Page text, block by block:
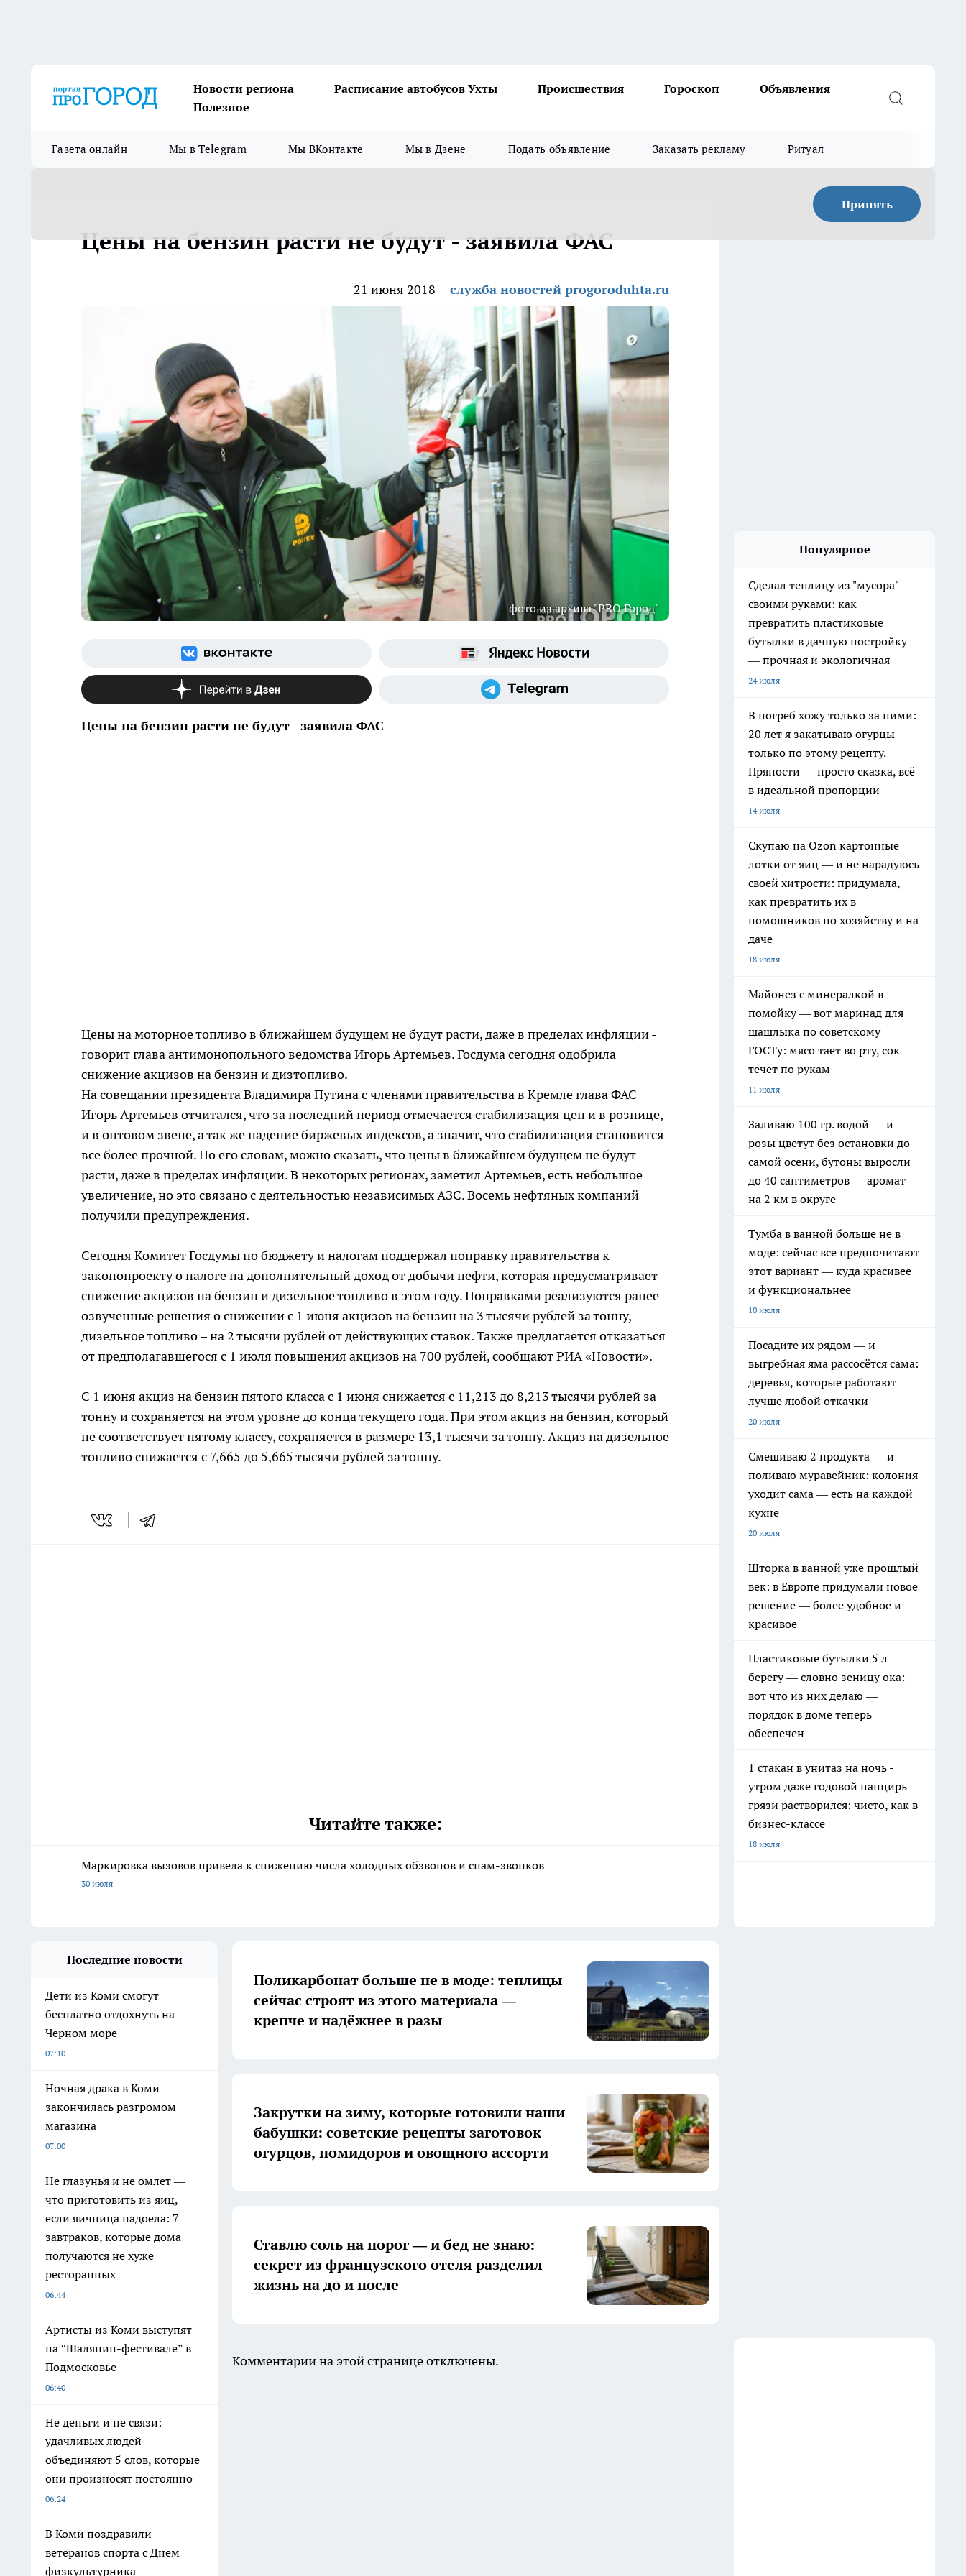
Новости региона Расписание автобусов Ухты Происшествия Гороскоп
Объявления
Полезное
Газета онлайн Мы в Telegram Мы ВКонтакте Мы в Дзене Подать объявление Заказать рекламу Ритуал
Принять
Цены на бензин расти не будут - заявила ФАС
21 июня 2018 служба новостей progoroduhta.ru
фото из архива "PRO Город"
Цены на бензин расти не будут - заявила ФАС
Цены на моторное топливо в ближайшем будущем не будут расти, даже в пределах инфляции -
говорит глава антимонопольного ведомства Игорь Артемьев. Госдума сегодня одобрила
снижение акцизов на бензин и дизтопливо.
На совещании президента Владимира Путина с членами правительства в Кремле глава ФАС
Игорь Артемьев отчитался, что за последний период отмечается стабилизация цен и в рознице,
и в оптовом звене, а так же падение биржевых индексов, а значит, что стабилизация становится
все более прочной. По его словам, можно сказать, что цены в ближайшем будущем не будут
расти, даже в пределах инфляции. В некоторых регионах, заметил Артемьев, есть небольшое
увеличение, но это связано с деятельностью независимых АЗС. Восемь нефтяных компаний
получили предупреждения.
Сегодня Комитет Госдумы по бюджету и налогам поддержал поправку правительства к
законопроекту о налоге на дополнительный доход от добычи нефти, которая предусматривает
снижение акцизов на бензин и дизельное топливо в этом году. Поправками реализуются ранее
озвученные решения о снижении с 1 июня акцизов на бензин на 3 тысячи рублей за тонну,
дизельное топливо – на 2 тысячи рублей от действующих ставок. Также предлагается отказаться
от предполагавшегося с 1 июля повышения акцизов на 700 рублей, сообщают РИА «Новости».
С 1 июня акциз на бензин пятого класса с 1 июня снижается с 11,213 до 8,213 тысячи рублей за
тонну и сохраняется на этом уровне до конца текущего года. При этом акциз на бензин, который
не соответствует пятому классу, сохраняется в размере 13,1 тысячи за тонну. Акциз на дизельное
топливо снижается с 7,665 до 5,665 тысячи рублей за тонну.
Читайте также:
Маркировка вызовов привела к снижению числа холодных обзвонов и спам-звонков
30 июля
Популярное
Сделал теплицу из "мусора"
своими руками: как
превратить пластиковые
бутылки в дачную постройку
— прочная и экологичная
24 июля
В погреб хожу только за ними:
20 лет я закатываю огурцы
только по этому рецепту.
Пряности — просто сказка, всё
в идеальной пропорции
14 июля
Скупаю на Ozon картонные
лотки от яиц — и не нарадуюсь
своей хитрости: придумала,
как превратить их в
помощников по хозяйству и на
даче
18 июля
Майонез с минералкой в
помойку — вот маринад для
шашлыка по советскому
ГОСТу: мясо тает во рту, сок
течет по рукам
11 июля
Заливаю 100 гр. водой — и
розы цветут без остановки до
самой осени, бутоны выросли
до 40 сантиметров — аромат
на 2 км в округе
Тумба в ванной больше не в
моде: сейчас все предпочитают
этот вариант — куда красивее
и функциональнее
10 июля
Посадите их рядом — и
выгребная яма рассосётся сама:
деревья, которые работают
лучше любой откачки
20 июля
Смешиваю 2 продукта — и
поливаю муравейник: колония
уходит сама — есть на каждой
кухне
20 июля
Шторка в ванной уже прошлый
век: в Европе придумали новое
решение — более удобное и
красивое
Пластиковые бутылки 5 л
берегу — словно зеницу ока:
вот что из них делаю —
порядок в доме теперь
обеспечен
1 стакан в унитаз на ночь -
утром даже годовой панцирь
грязи растворился: чисто, как в
бизнес-классе
18 июля
Последние новости
Дети из Коми смогут
бесплатно отдохнуть на
Черном море
07:10
Ночная драка в Коми
закончилась разгромом
магазина
07:00
Не глазунья и не омлет —
что приготовить из яиц,
если яичница надоела: 7
завтраков, которые дома
получаются не хуже
ресторанных
06:44
Артисты из Коми выступят
на “Шаляпин-фестивале” в
Подмосковье
06:40
Не деньги и не связи:
удачливых людей
объединяют 5 слов, которые
они произносят постоянно
06:24
В Коми поздравили
ветеранов спорта с Днем
физкультурника
Поликарбонат больше не в моде: теплицы
сейчас строят из этого материала —
крепче и надёжнее в разы
Закрутки на зиму, которые готовили наши
бабушки: советские рецепты заготовок
огурцов, помидоров и овощного ассорти
Ставлю соль на порог — и бед не знаю:
секрет из французского отеля разделил
жизнь на до и после
Комментарии на этой странице отключены.